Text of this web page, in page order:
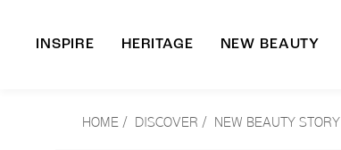
INSPIRE HERITAGE NEW BEAUTY
HOME / DISCOVER / NEW BEAUTY STORY